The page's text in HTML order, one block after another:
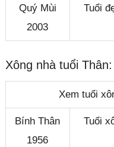
Quý Mùi
2003
Tuổi
Xông nhà tuổi
Xem tuổi
Bính Thân
1956
Tuổi